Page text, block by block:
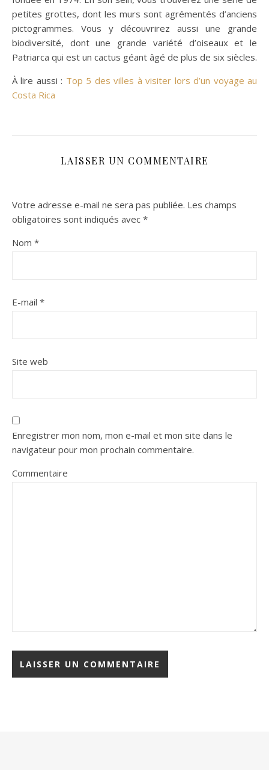
petites grottes, dont les murs sont agrémentés d’anciens
pictogrammes. Vous y découvrirez aussi une grande
biodiversité, dont une grande variété d’oiseaux et le
Patriarca qui est un cactus géant âgé de plus de six siècles.
À lire aussi : Top 5 des villes à visiter lors d’un voyage au
Costa Rica
LAISSER UN COMMENTAIRE
Votre adresse e-mail ne sera pas publiée. Les champs
obligatoires sont indiqués avec *
Nom *
E-mail *
Site web
Enregistrer mon nom, mon e-mail et mon site dans le
navigateur pour mon prochain commentaire.
Commentaire